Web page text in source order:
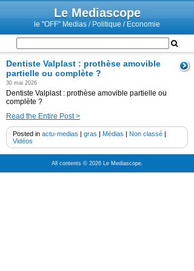
Le Mediascope
le "OFF" Medias / Politique / Economie
Dentiste Valplast : prothèse amovible
partielle ou complète ?
30 mai 2026
Dentiste Valplast : prothèse amovible partielle ou
complète ?
Read the Entire Post >
Posted in actu-medias | gras | Médias | Non classé |
Vidéos
All contents © 2026 Le Mediascope.